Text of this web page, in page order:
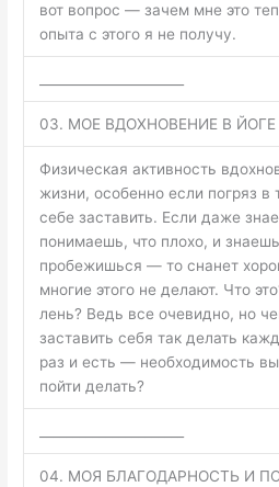
вот вопрос — зачем мне это
опыта с этого я не получу.
03. МОЕ ВДОХНОВЕНИЕ В
Физическая активность
жизни, особенно если погряз в
себе заставить. Если даже
понимаешь, что плохо, и
пробежишься — то снанет
многие этого не делают. Что
лень? Ведь все очевидно, но
заставить себя так делать
раз и есть — необходимость
пойти делать?
04. МОЯ БЛАГОДАРНОСТЬ И